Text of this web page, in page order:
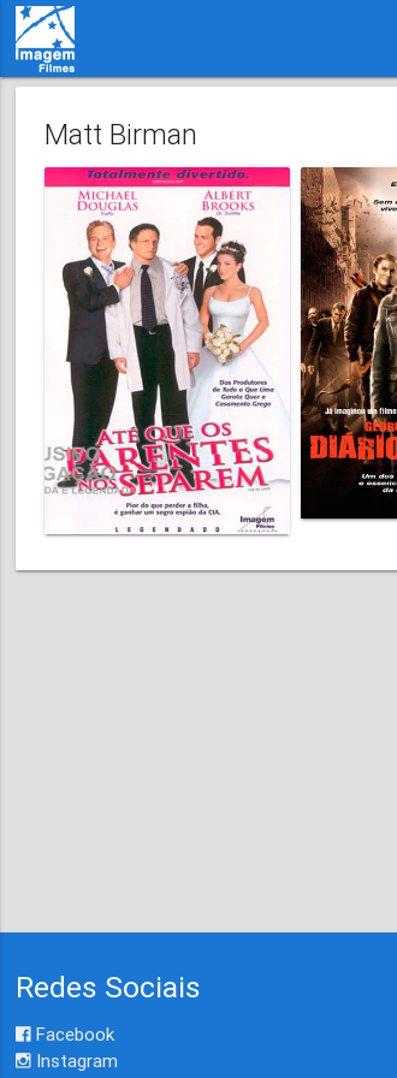
Matt Birman
Redes Sociais
Facebook
Instagram